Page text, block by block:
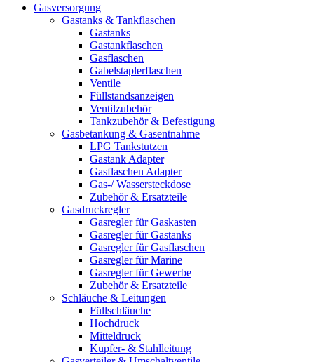
Gasversorgung
Gastanks & Tankflaschen
Gastanks
Gastankflaschen
Gasflaschen
Gabelstaplerflaschen
Ventile
Füllstandsanzeigen
Ventilzubehör
Tankzubehör & Befestigung
Gasbetankung & Gasentnahme
LPG Tankstutzen
Gastank Adapter
Gasflaschen Adapter
Gas-/ Wassersteckdose
Zubehör & Ersatzteile
Gasdruckregler
Gasregler für Gaskasten
Gasregler für Gastanks
Gasregler für Gasflaschen
Gasregler für Marine
Gasregler für Gewerbe
Zubehör & Ersatzteile
Schläuche & Leitungen
Füllschläuche
Hochdruck
Mitteldruck
Kupfer- & Stahlleitung